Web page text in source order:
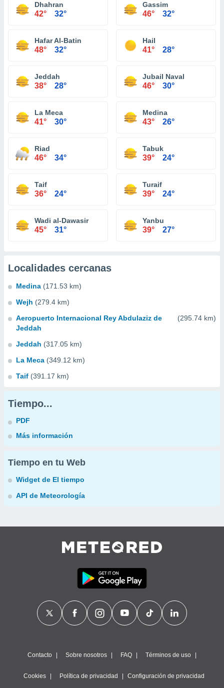
Dhahran
42° 32°
Gassim
46° 32°
Hafar Al-Batin
48° 32°
Hail
41° 28°
Jeddah
38° 28°
Jubail Naval
46° 30°
La Meca
41° 30°
Medina
43° 26°
Riad
46° 34°
Tabuk
39° 24°
Taif
36° 24°
Turaif
39° 24°
Wadi al-Dawasir
45° 31°
Yanbu
39° 27°
Localidades cercanas
Medina (171.53 km)
Wejh (279.4 km)
Aeropuerto Internacional Rey Abdulaziz de
Jeddah
(295.74 km)
Jeddah (317.05 km)
La Meca (349.12 km)
Taif (391.17 km)
Tiempo...
PDF
Más información
Tiempo en tu Web
Widget de El tiempo
API de Meteorología
Contacto Sobre nosotros FAQ Términos de uso
Cookies Política de privacidad Configuración de privacidad